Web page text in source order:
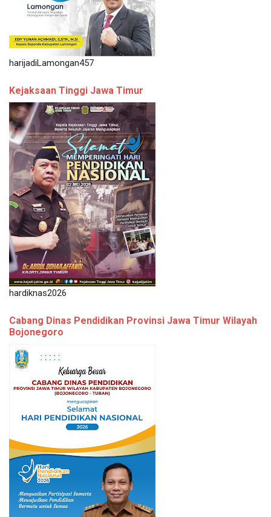
harijadiLamongan457
Kejaksaan Tinggi Jawa Timur
hardiknas2026
Cabang Dinas Pendidikan Provinsi Jawa Timur Wilayah
Bojonegoro